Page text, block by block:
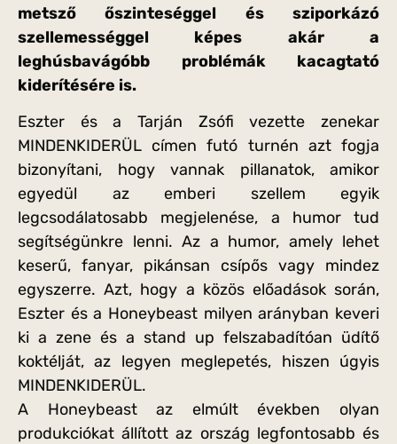
metsző őszinteséggel és sziporkázó
szellemességgel képes akár a
leghúsbavágóbb problémák kacagtató
kiderítésére is.
Eszter és a Tarján Zsófi vezette zenekar
MINDENKIDERÜL címen futó turnén azt fogja
bizonyítani, hogy vannak pillanatok, amikor
egyedül az emberi szellem egyik
legcsodálatosabb megjelenése, a humor tud
segítségünkre lenni. Az a humor, amely lehet
keserű, fanyar, pikánsan csípős vagy mindez
egyszerre. Azt, hogy a közös előadások során,
Eszter és a Honeybeast milyen arányban keveri
ki a zene és a stand up felszabadítóan üdítő
koktélját, az legyen meglepetés, hiszen úgyis
MINDENKIDERÜL.
A Honeybeast az elmúlt években olyan
produkciókat állított az ország legfontosabb és